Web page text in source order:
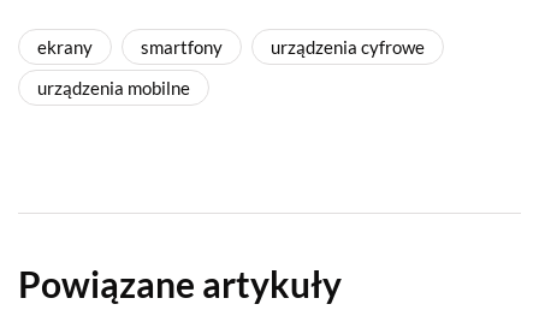
ekrany smartfony
urządzenia cyfrowe
urządzenia mobilne
Powiązane artykuły